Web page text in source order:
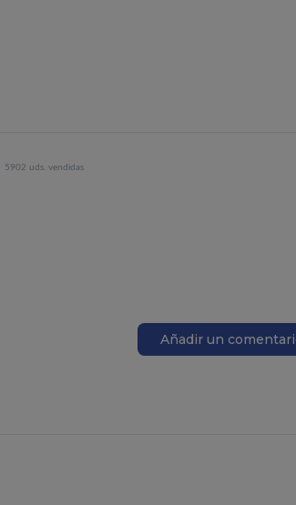
5902 uds. vendidas
Añadir un